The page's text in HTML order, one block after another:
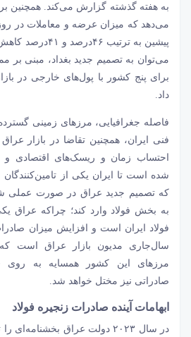
به هفته گذشته گزارش می‌کند. همچنین
پیشین به ترتیب
می‌‌‌توان به تصمیم جدید بغداد، مبنی بر
برای پنج کشور با پول‌های خارجی در
داد.
فاصله جغرافیایی، مرزهای زمینی
فنی ایران، همچنین تقاضا در بازار
احتساب زمان و ریسک‌‌‌های اقتصادی و
شده است تا ایران یکی از تامین‌‌‌کنندگان
که تصمیم جدید عراق در صورت عملی
به بخش فولاد وارد کند؛ چراکه عراق
سال‌جاری مدیون بازار عراق است
مرزهای این کشور همسایه به روی
صادراتی نیز مختل خواهد شد.
ابهامات آینده صادرات زنجیره فولاد
در سال ۲۰۲۳ دولت عراق